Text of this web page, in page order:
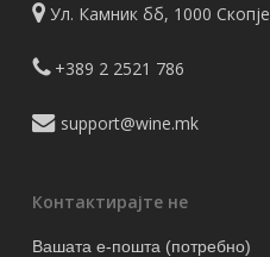
Ул. Камник бб, 1000 Скопје
+389 2 2521 786
support@wine.mk
Контактирајте не
Вашата е-пошта (потребно)